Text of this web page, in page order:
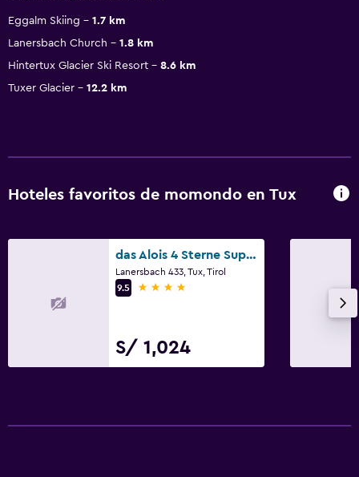
Eggalm Skiing
1.7 km
Lanersbach Church
1.8 km
Hintertux Glacier Ski Resort
8.6 km
Tuxer Glacier
12.2 km
Hoteles favoritos de momondo en Tux
das Alois 4 Sterne Superior
Lanersbach 433, Tux, Tirol
9.5
4 estrellas
S/ 1,024